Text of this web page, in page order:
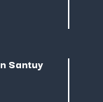
Santuy